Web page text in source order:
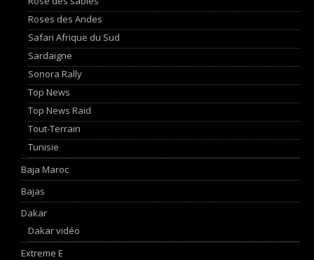
Roses des Andes
Safari Afrique du Sud
Sardaigne
Sonora Rally
Top News
Top News Raid
Tout-Terrain
Tunisie
Baja Maroc
Bajas
Dakar
Dakar vidéo
Extreme E